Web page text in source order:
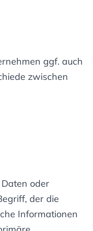
ggf. auch
zwischen
oder
der die
Informationen